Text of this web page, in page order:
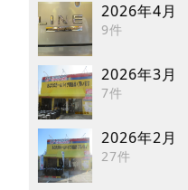
2026年4月
9件
2026年3月
7件
2026年2月
27件